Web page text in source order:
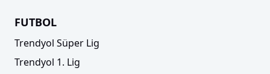
FUTBOL
Trendyol Süper Lig
Trendyol 1. Lig